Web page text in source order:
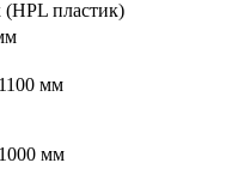
пластик)
мм
мм